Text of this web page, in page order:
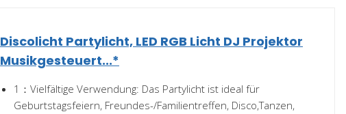
Discolicht Partylicht, LED RGB Licht DJ Projektor
Musikgesteuert...*
1：Vielfältige Verwendung: Das Partylicht ist ideal für
Geburtstagsfeiern, Freundes-/Familientreffen, Disco,Tanzen,